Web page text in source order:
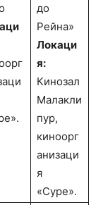
до
Рейна»
Локаци
я:
Кинозал
Малакли
пур,
киноорг
анизаци
я
«Суре».